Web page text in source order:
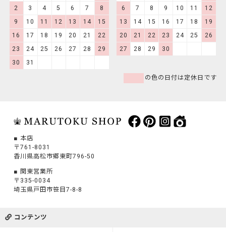
2
3 4 5 6 7
8
9
10 11 12 13 14
15
16
17 18 19 20 21
22
23
24 25 26 27 28
29
30
31
6
7 8 9 10 11
12
13
14 15 16 17 18
19
20
21 22 23 24 25
26
27
28 29 30
の色の日付は定休日です
本店
〒761-8031
香川県高松市郷東町796-50
関東営業所
〒335-0034
埼玉県戸田市笹目7-8-8
コンテンツ